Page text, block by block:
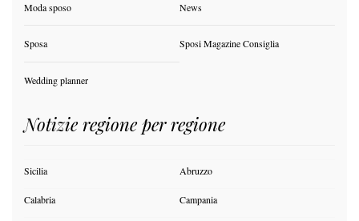
Moda sposo News
Sposa Sposi Magazine Consiglia
Wedding planner
Notizie regione per regione
Sicilia Abruzzo
Calabria Campania